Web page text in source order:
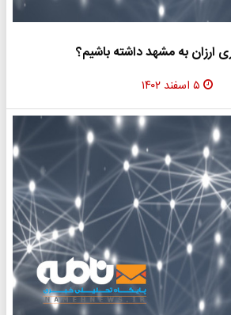
ارزان به مشهد داشته باشیم؟
۵ اسفند ۱۴۰۲